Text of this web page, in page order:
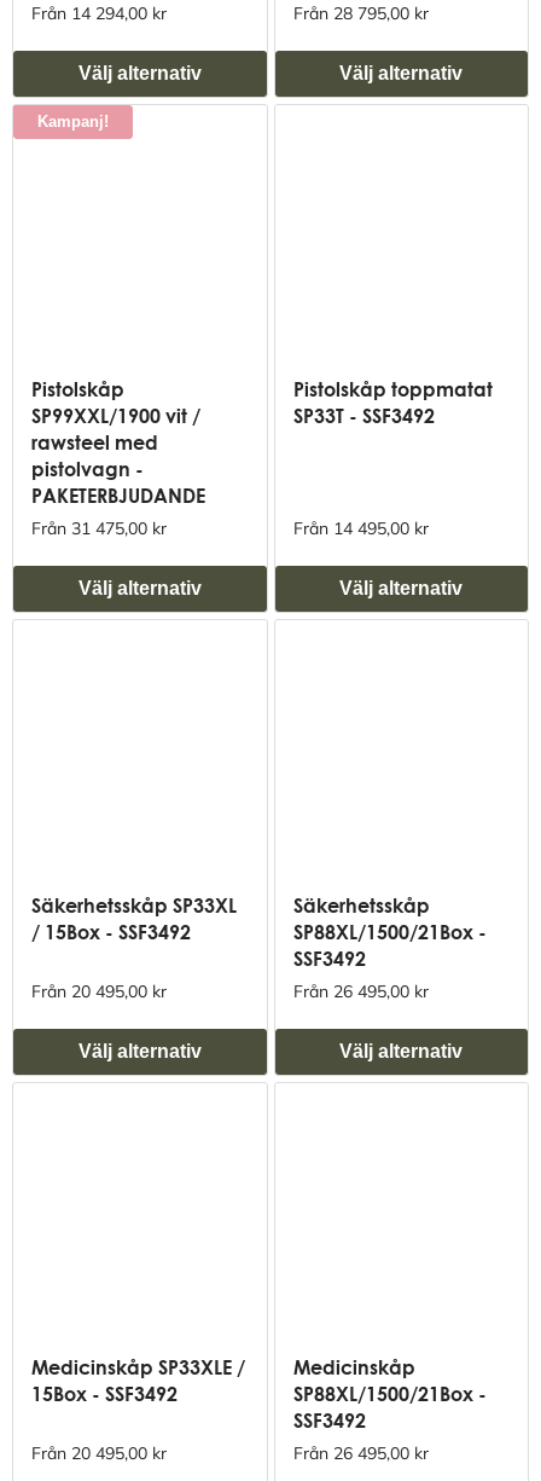
Från 14 294,00 kr
Välj alternativ
Från 28 795,00 kr
Välj alternativ
Kampanj!
Pistolskåp
SP99XXL/1900 vit /
rawsteel med
pistolvagn -
PAKETERBJUDANDE
Från 31 475,00 kr
Välj alternativ
Pistolskåp toppmatat
SP33T - SSF3492
Från 14 495,00 kr
Välj alternativ
Säkerhetsskåp SP33XL
/ 15Box - SSF3492
Från 20 495,00 kr
Välj alternativ
Säkerhetsskåp
SP88XL/1500/21Box -
SSF3492
Från 26 495,00 kr
Välj alternativ
Medicinskåp SP33XLE /
15Box - SSF3492
Från 20 495,00 kr
Medicinskåp
SP88XL/1500/21Box -
SSF3492
Från 26 495,00 kr